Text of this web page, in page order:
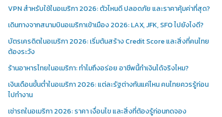
VPN สำหรับใช้ในอเมริกา 2026: ตัวไหนดี ปลอดภัย และราคาคุ้มค่าที่สุด?
เดินทางจากสนามบินอเมริกาเข้าเมือง 2026: LAX, JFK, SFO ไปยังไงดี?
บัตรเครดิตในอเมริกา 2026: เริ่มต้นสร้าง Credit Score และสิ่งที่คนไทย
ต้องระวัง
ร้านอาหารไทยในอเมริกา: ทำไมถึงอร่อย อาชีพนี้ทำเงินได้จริงไหม?
เงินเดือนขั้นต่ำในอเมริกา 2026: แต่ละรัฐต่างกันแค่ไหน คนไทยควรรู้ก่อน
ไปทำงาน
เช่ารถในอเมริกา 2026: ราคา เงื่อนไข และสิ่งที่ต้องรู้ก่อนกดจอง